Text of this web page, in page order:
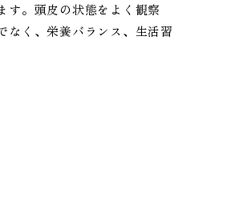
す。頭皮の状態をよく観察
なく、栄養バランス、生活習